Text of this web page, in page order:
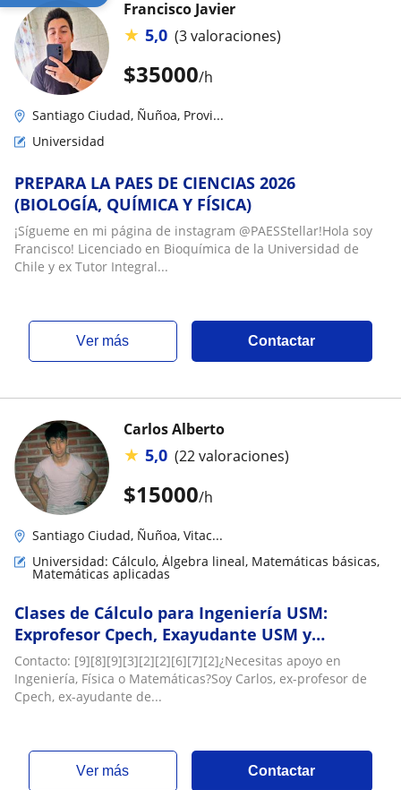
$35000/h
Francisco Javier
★ 5,0 (3 valoraciones)
Santiago Ciudad, Ñuñoa, Provi...
Universidad
PREPARA LA PAES DE CIENCIAS 2026
(BIOLOGÍA, QUÍMICA Y FÍSICA)
¡Sígueme en mi página de instagram @PAESStellar!Hola soy
Francisco! Licenciado en Bioquímica de la Universidad de
Chile y ex Tutor Integral...
ver más Contactar
$15000/h
Carlos Alberto
★ 5,0 (22 valoraciones)
Santiago Ciudad, Ñuñoa, Vitac...
Universidad: Cálculo, Álgebra lineal, Matemáticas básicas,
Matemáticas aplicadas
Clases de Cálculo para Ingeniería USM:
Exprofesor Cpech, Exayudante USM y
Entrenador Académico de Estudiantes
Contacto: [9][8][9][3][2][2][6][7][2]¿Necesitas apoyo en
Ingeniería, Física o Matemáticas?Soy Carlos, ex-profesor de
Cpech, ex-ayudante de...
ver más Contactar